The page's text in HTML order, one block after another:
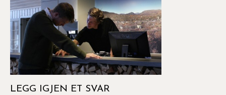
LEGG IGJEN ET SVAR